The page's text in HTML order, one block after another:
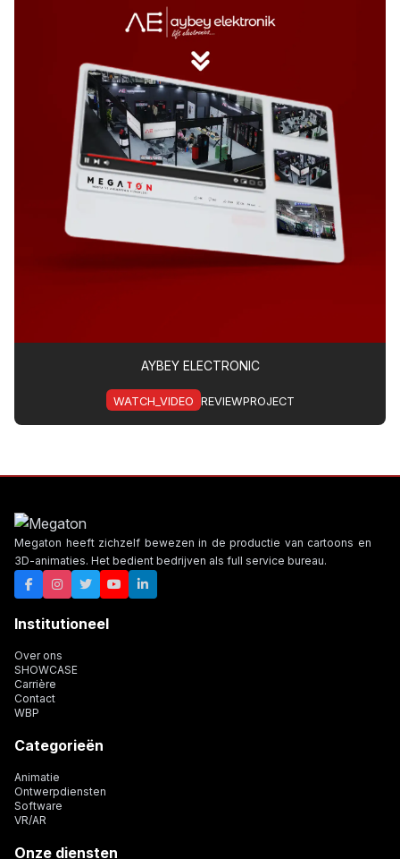
AYBEY ELECTRONIC
WATCH_VIDEO REVIEWPROJECT
Megaton heeft zichzelf bewezen in de productie van cartoons en
3D-animaties. Het bedient bedrijven als full service bureau.
Institutioneel
Over ons
SHOWCASE
Carrière
Contact
WBP
Categorieën
Animatie
Ontwerpdiensten
Software
VR/AR
Onze diensten